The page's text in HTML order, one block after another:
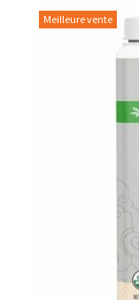
la séance
poids, la
11h et 16h.
protéines
végétal, vous
Meilleure vente